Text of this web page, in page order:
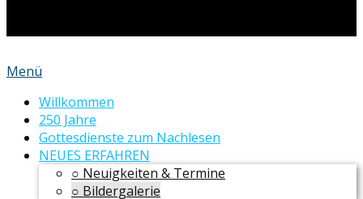
Menü
Willkommen
250 Jahre
Gottesdienste zum Nachlesen
NEUES ERFAHREN
○ Neuigkeiten & Termine
○ Bildergalerie